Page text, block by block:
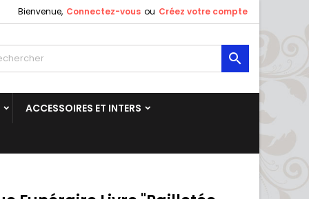
Bienvenue, Connectez-vous ou Créez votre compte

ACCESSOIRES ET INTERS